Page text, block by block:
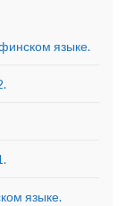
языке.
языке.